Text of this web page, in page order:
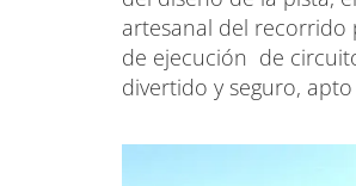
artesanal del recorrido
de ejecución de
divertido y seguro,